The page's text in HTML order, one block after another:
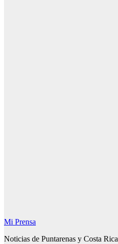
Mi Prensa
Noticias de Puntarenas y Costa Rica